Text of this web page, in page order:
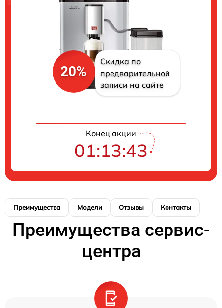
20%
Скидка по
предварительной
записи на сайте
Конец акции
01:13:43
Преимущества Модели Отзывы Контакты
Преимущества сервис-
центра